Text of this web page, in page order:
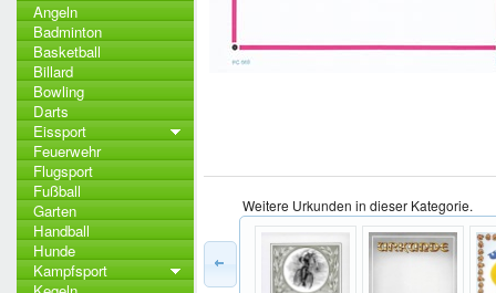
Angeln
Badminton
Basketball
Billard
Bowling
Darts
Eissport
Feuerwehr
Flugsport
Fußball
Garten
Handball
Hunde
Kampfsport
Weitere Urkunden in dieser Kategorie.